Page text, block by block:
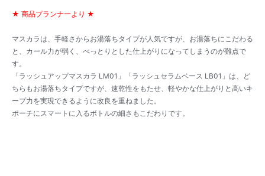
★ 商品プランナーより ★
マスカラは、手軽さからお湯落ちタイプが人気ですが、お湯落ちにこだわる
と、カール力が弱く、べっとりとした仕上がりになってしまうのが難点で
す。
「ラッシュアップマスカラ LM01」「ラッシュセラムベース LB01」は、ど
ちらもお湯落ちタイプですが、速乾性をもたせ、軽やかな仕上がりと高いキ
ープ力を実現できるように改良を重ねました。
ポーチにスマートに入るボトルの細さもこだわりです。